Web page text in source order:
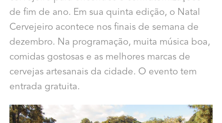
de fim de ano. Em sua quinta edição, o Natal
Cervejeiro acontece nos finais de semana de
dezembro. Na programação, muita música boa,
comidas gostosas e as melhores marcas de
cervejas artesanais da cidade. O evento tem
entrada gratuita.